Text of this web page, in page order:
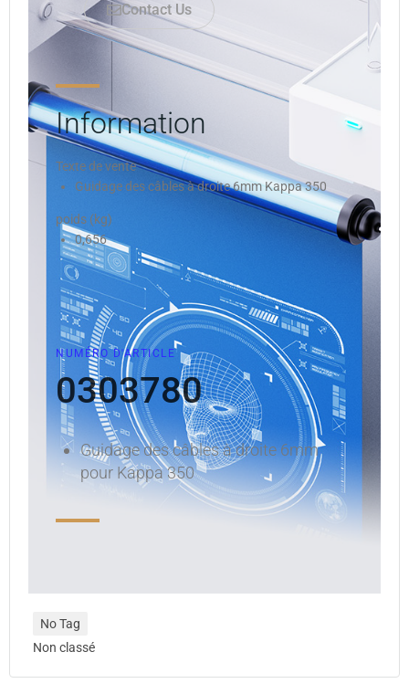
Contact Us
Information
Texte de vente
Guidage des câbles à droite 6mm Kappa 350
poids (kg)
0,656
NUMÉRO D'ARTICLE
0303780
Guidage des câbles à droite 6mm
pour Kappa 350
No Tag
Non classé